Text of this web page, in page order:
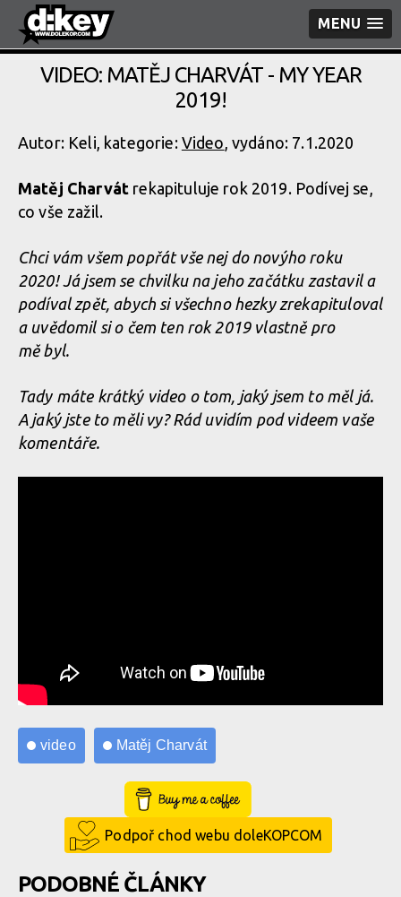
MENU
VIDEO: MATĚJ CHARVÁT - MY YEAR
2019!
Autor: Keli, kategorie: Video, vydáno: 7.1.2020
Matěj Charvát rekapituluje rok 2019. Podívej se,
co vše zažil.
Chci vám všem popřát vše nej do novýho roku
2020! Já jsem se chvilku na jeho začátku zastavil a
podíval zpět, abych si všechno hezky zrekapituloval
a uvědomil si o čem ten rok 2019 vlastně pro
mě byl.
Tady máte krátký video o tom, jaký jsem to měl já.
A jaký jste to měli vy? Rád uvidím pod videem vaše
komentáře.
video Matěj Charvát
Buy Me a Coffee
Podpoř chod webu doleKOPCOM
PODOBNÉ ČLÁNKY